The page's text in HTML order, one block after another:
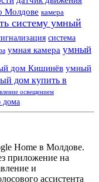
Молдове камера
систему умный
система
умная камера умный
дом Кишинёв умный
дом купить в
освещением
дома
Home в Молдове.
приложение на
и
ассистента